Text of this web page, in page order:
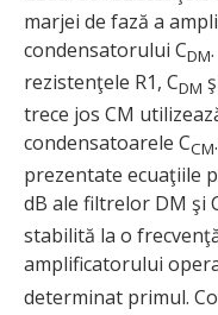
marjei de fază a
condensatorului CDM
rezistenţele R1, CDM
trece jos CM
condensatoarele CCM
prezentate ecuaţiile
dB ale filtrelor DM şi
stabilită la o
amplificatorului
determinat primul.